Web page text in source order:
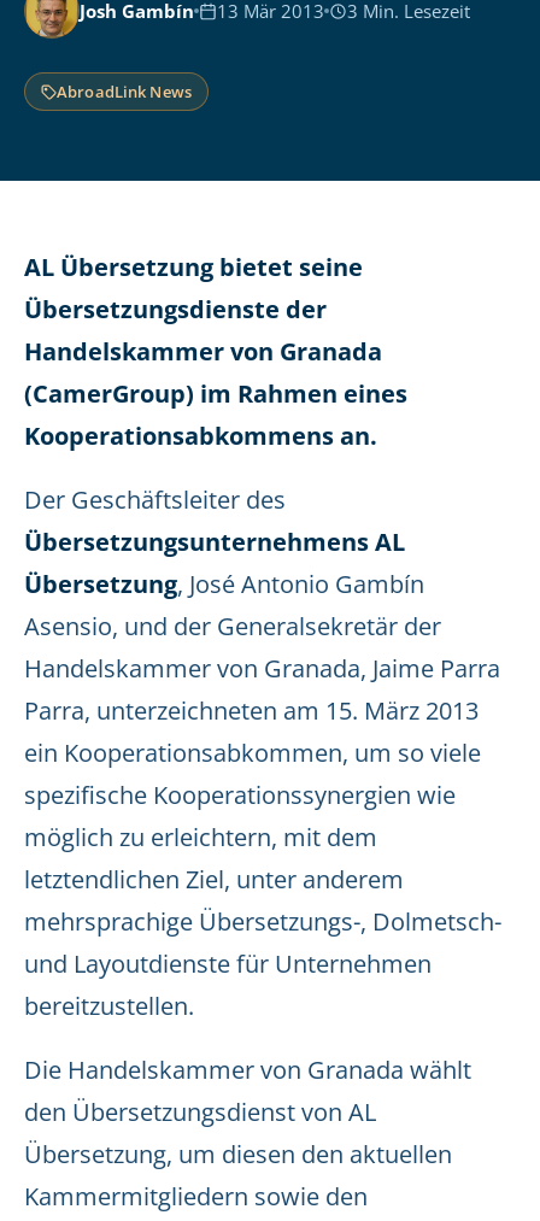
Josh Gambín 13 Mär 2013 3 Min. Lesezeit
AbroadLink News
AL Übersetzung bietet seine
Übersetzungsdienste der
Handelskammer von Granada
(CamerGroup) im Rahmen eines
Kooperationsabkommens an.
Der Geschäftsleiter des
Übersetzungsunternehmens AL
Übersetzung, José Antonio Gambín
Asensio, und der Generalsekretär der
Handelskammer von Granada, Jaime Parra
Parra, unterzeichneten am 15. März 2013
ein Kooperationsabkommen, um so viele
spezifische Kooperationssynergien wie
möglich zu erleichtern, mit dem
letztendlichen Ziel, unter anderem
mehrsprachige Übersetzungs-, Dolmetsch-
und Layoutdienste für Unternehmen
bereitzustellen.
Die Handelskammer von Granada wählt
den Übersetzungsdienst von AL
Übersetzung, um diesen den aktuellen
Kammermitgliedern sowie den